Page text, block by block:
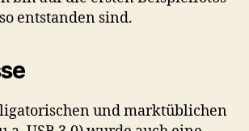
entstanden sind.
und marktüblichen